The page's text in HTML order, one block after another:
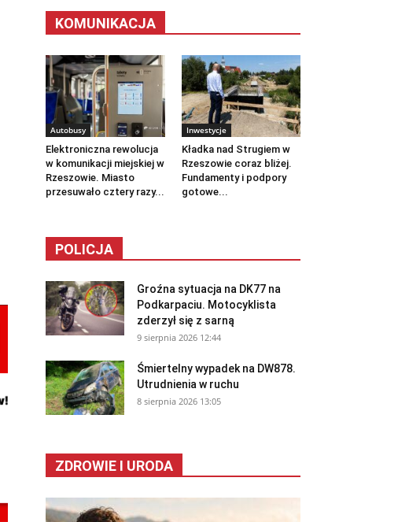
KOMUNIKACJA
Autobusy
Elektroniczna rewolucja
w komunikacji miejskiej w
Rzeszowie. Miasto
przesuwało cztery razy...
Inwestycje
Kładka nad Strugiem w
Rzeszowie coraz bliżej.
Fundamenty i podpory
gotowe...
POLICJA
Groźna sytuacja na DK77 na
Podkarpaciu. Motocyklista
zderzył się z sarną
9 sierpnia 2026 12:44
Śmiertelny wypadek na DW878.
Utrudnienia w ruchu
8 sierpnia 2026 13:05
ZDROWIE I URODA